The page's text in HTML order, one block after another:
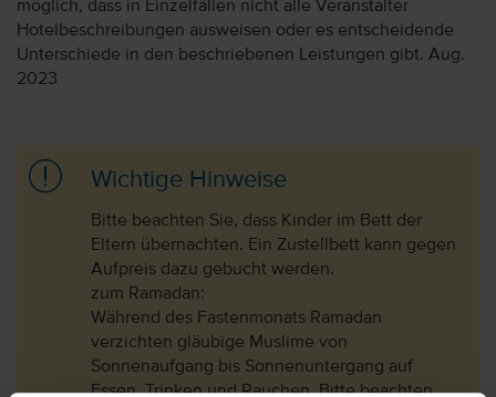
möglich, dass in Einzelfällen nicht alle Veranstalter
Hotelbeschreibungen ausweisen oder es entscheidende
Unterschiede in den beschriebenen Leistungen gibt. Aug.
2023
Wichtige Hinweise
Bitte beachten Sie, dass Kinder im Bett der
Eltern übernachten. Ein Zustellbett kann gegen
Aufpreis dazu gebucht werden.
zum Ramadan:
Während des Fastenmonats Ramadan
verzichten gläubige Muslime von
Sonnenaufgang bis Sonnenuntergang auf
Essen, Trinken und Rauchen. Bitte beachten